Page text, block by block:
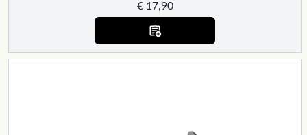
€17,90